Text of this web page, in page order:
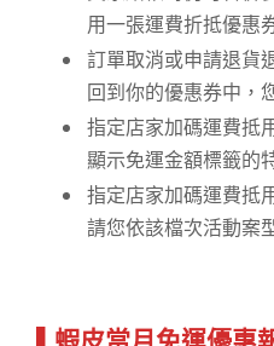
用一張運費折抵優惠
訂單取消或申請退貨
回到你的優惠券中，
指定店家加碼運費抵
顯示免運金額標籤的
指定店家加碼運費抵
請您依該檔次活動案